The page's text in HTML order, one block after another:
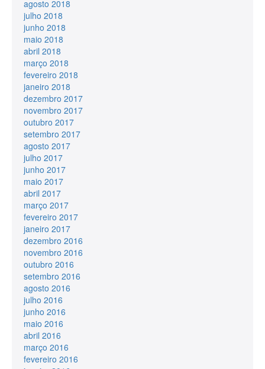
agosto 2018
julho 2018
junho 2018
maio 2018
abril 2018
março 2018
fevereiro 2018
janeiro 2018
dezembro 2017
novembro 2017
outubro 2017
setembro 2017
agosto 2017
julho 2017
junho 2017
maio 2017
abril 2017
março 2017
fevereiro 2017
janeiro 2017
dezembro 2016
novembro 2016
outubro 2016
setembro 2016
agosto 2016
julho 2016
junho 2016
maio 2016
abril 2016
março 2016
fevereiro 2016